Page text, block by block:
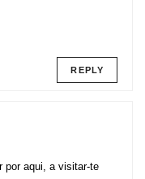
REPLY
por aqui, a visitar-te